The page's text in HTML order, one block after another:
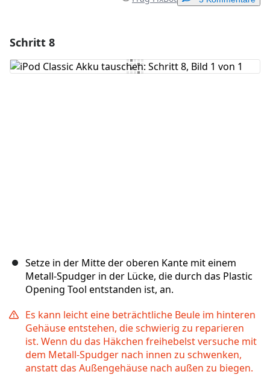
Kommentar hinzufügen
Schritt 8
Setze in der Mitte der oberen Kante mit einem
Metall-Spudger in der Lücke, die durch das Plastic
Opening Tool entstanden ist, an.
Es kann leicht eine beträchtliche Beule im hinteren
Gehäuse entstehen, die schwierig zu reparieren
ist. Wenn du das Häkchen freihebelst versuche mit
dem Metall-Spudger nach innen zu schwenken,
anstatt das Außengehäuse nach außen zu biegen.